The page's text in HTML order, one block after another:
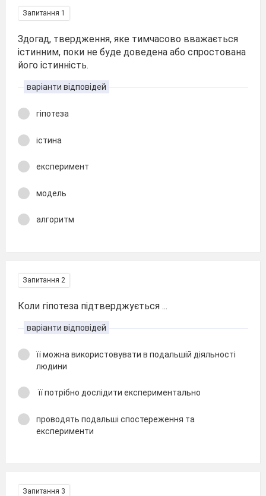
Запитання 1
Здогад, твердження, яке тимчасово вважається
істинним, поки не буде доведена або спростована
його істинність.
варіанти відповідей
гіпотеза
істина
експеримент
модель
алгоритм
Запитання 2
Коли гіпотеза підтверджується ...
варіанти відповідей
її можна використовувати в подальшій діяльності
людини
її потрібно дослідити експериментально
проводять подальші спостереження та
експерименти
Запитання 3